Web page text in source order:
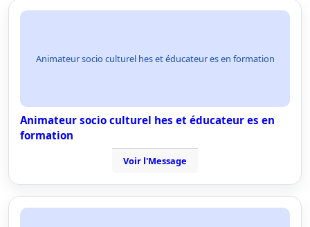
Animateur socio culturel hes et éducateur es en formation
Animateur socio culturel hes et éducateur es en
formation
Voir l'Message